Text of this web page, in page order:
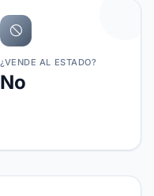
¿VENDE AL ESTADO?
No